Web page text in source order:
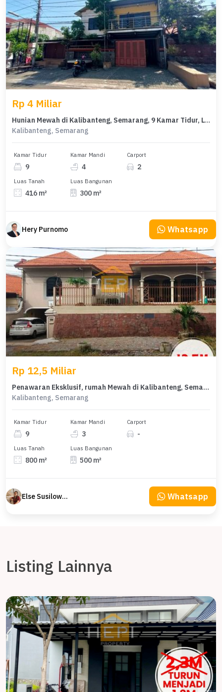
Rp 4 Miliar
Hunian Mewah di Kalibanteng, Semarang, 9 Kamar Tidur, LT 416m²
Kalibanteng, Semarang
Kamar Tidur
9
Kamar Mandi
4
Carport
2
Luas Tanah
416 m²
Luas Bangunan
300 m²
Hery Purnomo Whatsapp
Rp 12,5 Miliar
Penawaran Eksklusif, rumah Mewah di Kalibanteng, Semarang, LB 500m²
Kalibanteng, Semarang
Kamar Tidur
9
Kamar Mandi
3
Carport
-
Luas Tanah
800 m²
Luas Bangunan
500 m²
Else Susilowaty Whatsapp
Listing Lainnya